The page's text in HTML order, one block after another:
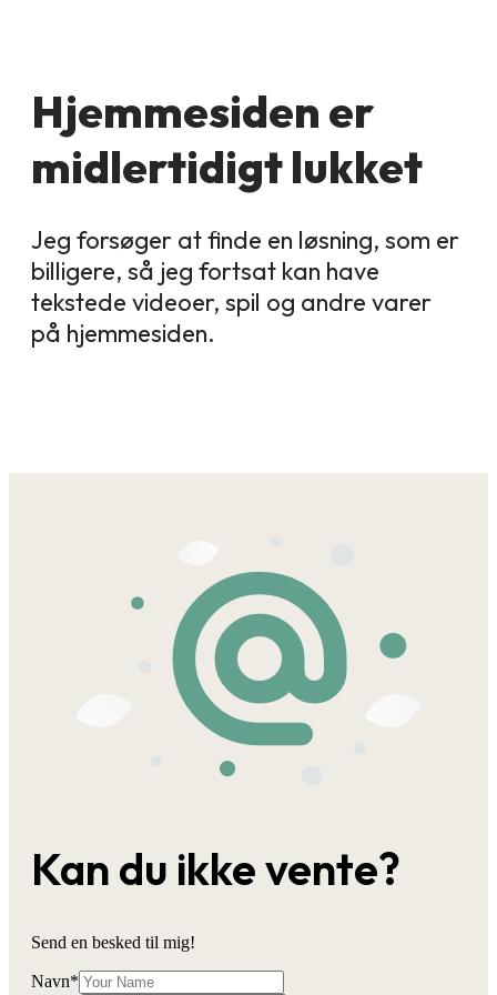
Hjemmesiden er
midlertidigt lukket
Jeg forsøger at finde en løsning, som er
billigere, så jeg fortsat kan have
tekstede videoer, spil og andre varer
på hjemmesiden.
Kan du ikke vente?
Send en besked til mig!
Navn*